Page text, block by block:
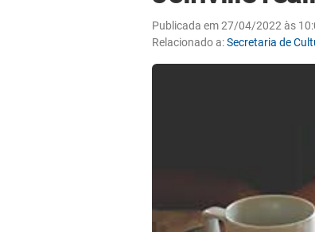
Publicada em 27/04/2022 às
Relacionado a:Secretaria de